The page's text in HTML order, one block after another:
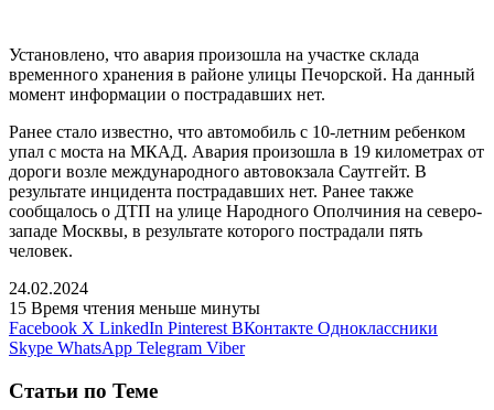
Установлено, что авария произошла на участке склада
временного хранения в районе улицы Печорской. На данный
момент информации о пострадавших нет.
Ранее стало известно, что автомобиль с 10-летним ребенком
упал с моста на МКАД. Авария произошла в 19 километрах от
дороги возле международного автовокзала Саутгейт. В
результате инцидента пострадавших нет. Ранее также
сообщалось о ДТП на улице Народного Ополчиния на северо-
западе Москвы, в результате которого пострадали пять
человек.
24.02.2024
15 Время чтения меньше минуты
Facebook X LinkedIn Pinterest ВКонтакте Одноклассники
Skype WhatsApp Telegram Viber
Статьи по Теме